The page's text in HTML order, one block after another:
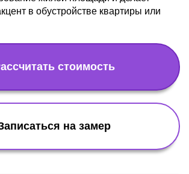
в обустройстве квартиры или
стоимость
на замер